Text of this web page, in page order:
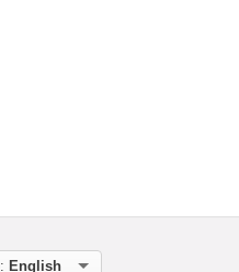
English